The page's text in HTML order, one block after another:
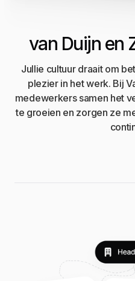
van Duijn en
Jullie cultuur draait om
plezier in het werk. Bij
medewerkers samen het
te groeien en zorgen ze